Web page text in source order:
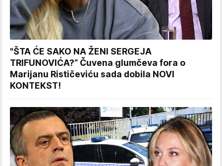
"ŠTA ĆE SAKO NA ŽENI SERGEJA
TRIFUNOVIĆA?“ Čuvena glumčeva fora o
Marijanu Rističeviću sada dobila NOVI
KONTEKST!